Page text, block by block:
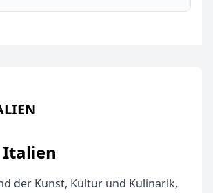
Italien
der Kunst, Kultur und Kulinarik,